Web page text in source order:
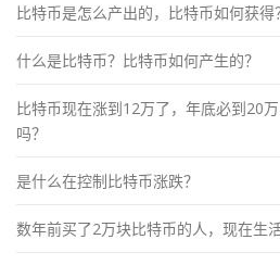
比特币是怎么产出的，比特币如何获得
什么是比特币？比特币如何产生的？
比特币现在涨到12万了，年底必到20
吗？
是什么在控制比特币涨跌？
数年前买了2万块比特币的人，现在生